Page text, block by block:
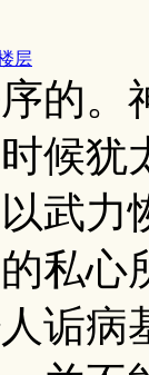
层
的
候犹
武力
私心
诟病